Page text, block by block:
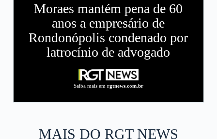
Moraes mantém pena de 60
anos a empresário de
Rondonópolis condenado por
latrocínio de advogado
Saiba mais em rgtnews.com.br
MAIS DO RGT NEWS